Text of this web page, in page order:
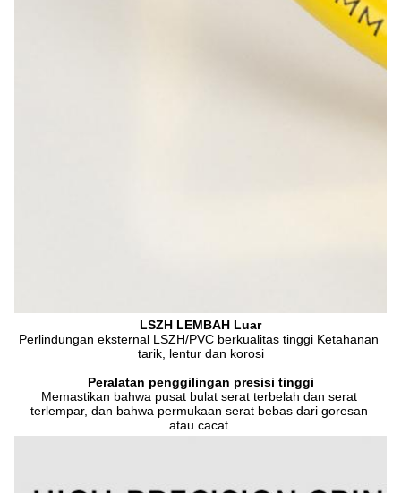
LSZH LEMBAH Luar
Perlindungan eksternal LSZH/PVC berkualitas tinggi Ketahanan
tarik, lentur dan korosi
Peralatan penggilingan presisi tinggi
Memastikan bahwa pusat bulat serat terbelah dan serat
terlempar, dan bahwa permukaan serat bebas dari goresan
atau cacat.